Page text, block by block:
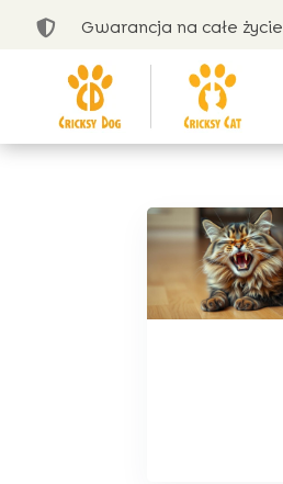
 Gwarancja na całe życie